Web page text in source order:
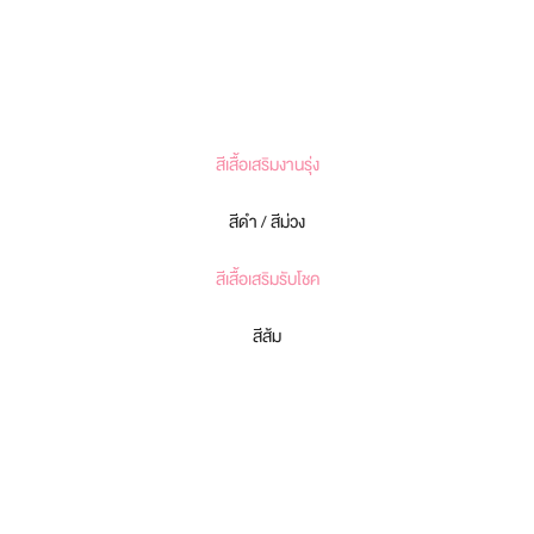
สีเสื้อเสริมงานรุ่ง
สีดำ / สีม่วง
สีเสื้อเสริมรับโชค
สีส้ม